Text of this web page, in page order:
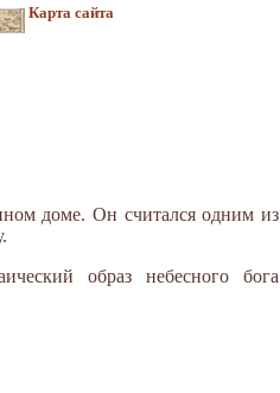
Карта сайта
доме. Он считался одним из
образ небесного бога